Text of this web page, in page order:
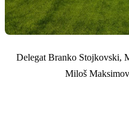
Delegat Branko Stojkovski,
Miloš